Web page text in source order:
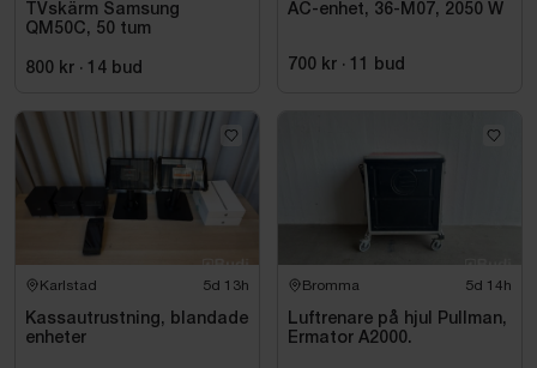
TVskärm Samsung
QM50C, 50 tum
800 kr · 14 bud
AC-enhet, 36-M07, 2050 W
700 kr · 11 bud
Karlstad 5d 13h
Kassautrustning, blandade
enheter
Bromma 5d 14h
Luftrenare på hjul Pullman,
Ermator A2000.